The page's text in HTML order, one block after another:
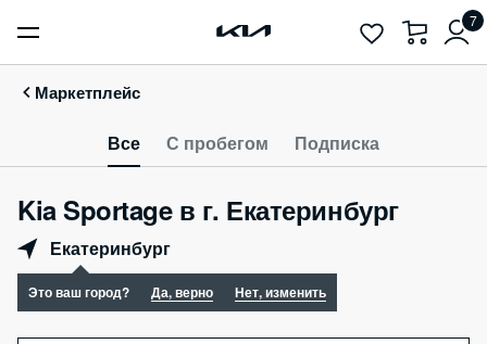
7
Маркетплейс
Все С пробегом Подписка
Kia Sportage в г. Екатеринбург
Екатеринбург
Это ваш город? Да, верно Нет, изменить